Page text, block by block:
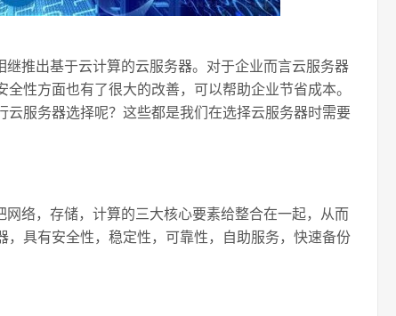
推出基于云计算的云服务器。对于企业而言云服务器
性方面也有了很大的改善，可以帮助企业节省成本。
服务器选择呢？这些都是我们在选择云服务器时需要
络，存储，计算的三大核心要素给整合在一起，从而
具有安全性，稳定性，可靠性，自助服务，快速备份